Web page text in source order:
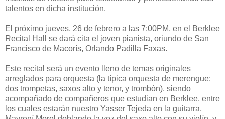
talentos en dicha institución.
El próximo jueves, 26 de febrero a las 7:00PM, en el Berklee
Recital Hall se dará cita el joven pianista, oriundo de San
Francisco de Macorís, Orlando Padilla Faxas.
Este recital será un evento lleno de temas originales
arreglados para orquesta (la típica orquesta de merengue:
dos trompetas, saxos alto y tenor, y trombón), siendo
acompañado de compañeros que estudian en Berklee, entre
los cuales estarán nuestro Yasser Tejeda en la guitarra,